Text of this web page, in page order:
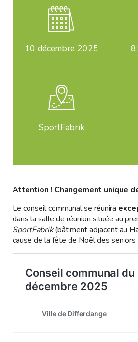
10 décembre 2025
SportFabrik
Attention ! Changement unique
Le conseil communal se réunira
dans la salle de réunion située au
SportFabrik(bâtiment adjacent au
cause de la fête de Noël des seniors